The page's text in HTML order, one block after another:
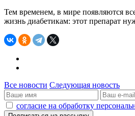
Тем временем, в мире появляются
жизнь диабетикам: этот препарат
Все новости Следующая новость
согласие на обработку